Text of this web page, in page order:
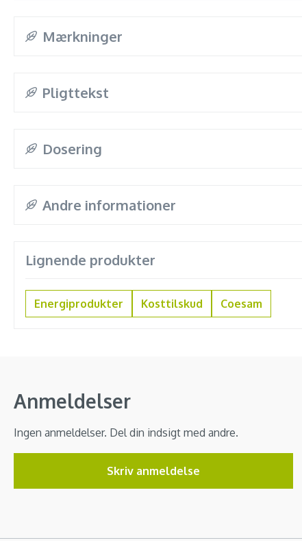
Mærkninger
Pligttekst
Dosering
Andre informationer
Lignende produkter
Energiprodukter Kosttilskud Coesam
Anmeldelser
Ingen anmeldelser. Del din indsigt med andre.
Skriv anmeldelse